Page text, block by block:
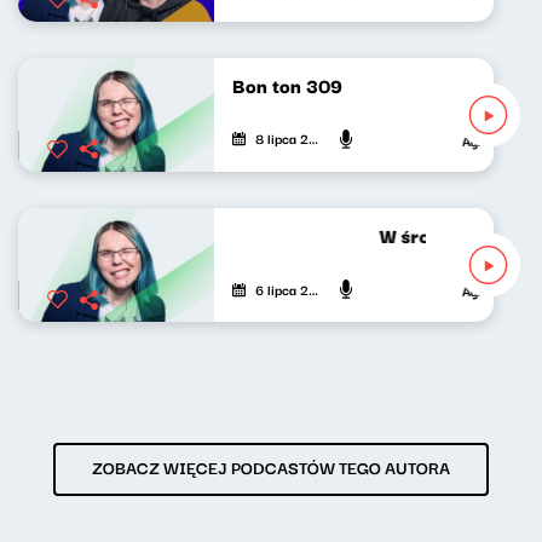
Bon ton 309
8 lipca 2026 Agnieszka
W środku dnia
6 lipca 2026 Agnieszka
ZOBACZ WIĘCEJ PODCASTÓW TEGO AUTORA